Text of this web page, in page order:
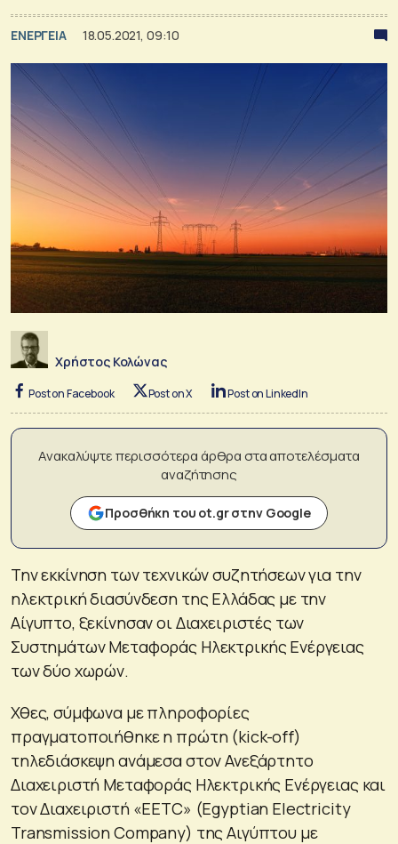
ΕΝΕΡΓΕΙΑ 18.05.2021, 09:10
Χρήστος Κολώνας
Post on Facebook Post on X Post on LinkedIn
Ανακαλύψτε περισσότερα άρθρα στα αποτελέσματα
αναζήτησης
Προσθήκη του ot.gr στην Google
Την εκκίνηση των τεχνικών συζητήσεων για την
ηλεκτρική διασύνδεση της Ελλάδας με την
Αίγυπτο, ξεκίνησαν οι Διαχειριστές των
Συστημάτων Μεταφοράς Ηλεκτρικής Ενέργειας
των δύο χωρών.
Χθες, σύμφωνα με πληροφορίες
πραγματοποιήθηκε η πρώτη (kick-off)
τηλεδιάσκεψη ανάμεσα στον Ανεξάρτητο
Διαχειριστή Μεταφοράς Ηλεκτρικής Ενέργειας και
τον Διαχειριστή «EETC» (Egyptian Electricity
Transmission Company) της Αιγύπτου με